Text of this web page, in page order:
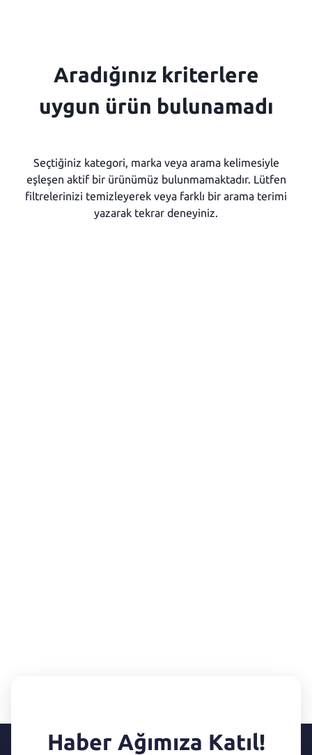
Aradığınız kriterlere
uygun ürün bulunamadı
Seçtiğiniz kategori, marka veya arama kelimesiyle
eşleşen aktif bir ürünümüz bulunmamaktadır. Lütfen
filtrelerinizi temizleyerek veya farklı bir arama terimi
yazarak tekrar deneyiniz.
Haber Ağımıza Katıl!